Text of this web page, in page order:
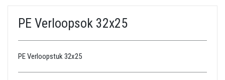
PE Verloopsok 32x25
PE Verloopstuk 32x25